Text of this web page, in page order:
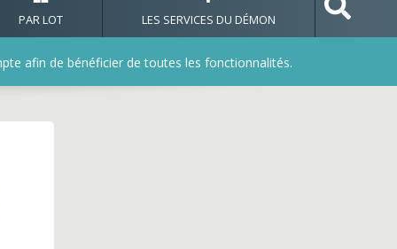
PAR LOT LES SERVICES DU DÉMON
afin de bénéficier de toutes les fonctionnalités.